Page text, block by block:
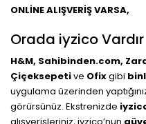
ONLİNE ALIŞVERİŞ VARSA,
Orada iyzico Vardır
H&M, Sahibinden.com,
Çiçeksepetive Ofixgibi
uygulama üzerinden
görürsünüz. Ekstrenizde